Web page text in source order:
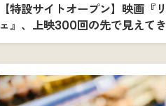
【特設サイトオープン】映画『
ェ』、上映300回の先で見えて